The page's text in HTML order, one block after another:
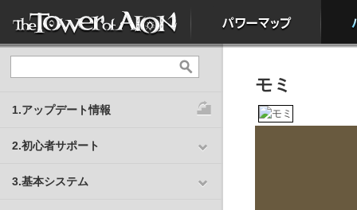
1.アップデート情報
2.初心者サポート
3.基本システム
モミ